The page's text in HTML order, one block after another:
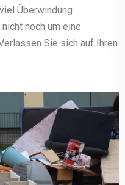
Überwindung
noch um eine
Sie sich auf Ihren